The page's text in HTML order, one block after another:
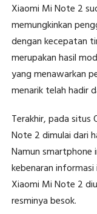
Xiaomi Mi Note 2
memungkinkan
dengan kecepatan
merupakan hasil
yang menawarkan
menarik telah hadir
Terakhir, pada situs
Note 2 dimulai dari
Namun smartphone
kebenaran
Xiaomi Mi Note 2
resminya besok.